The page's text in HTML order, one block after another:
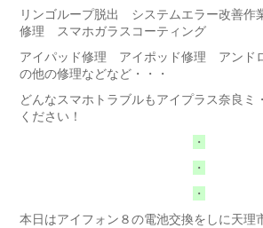
リンゴループ脱出 システムエラー改善
修理 スマホガラスコーティング
アイパッド修理 アイポッド修理 アンド
の他の修理などなど・・・
どんなスマホトラブルもアイプラス奈良ミ
ください！
・
・
・
本日はアイフォン８の電池交換をしに天理